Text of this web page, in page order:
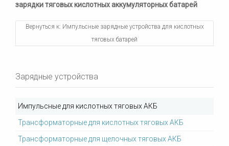
зарядки тяговых кислотных аккумуляторных батарей
Вернуться к: Импульсные зарядные устройства для кислотных
тяговых батарей
Зарядные устройства
Импульсные для кислотных тяговых АКБ
Трансформаторные для кислотных тяговых АКБ
Трансформаторные для щелочных тяговых АКБ